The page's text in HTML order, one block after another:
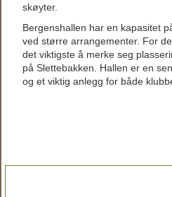
skøyter.
Bergenshallen har en kapasitet
ved større arrangementer. For
det viktigste å merke seg
på Slettebakken. Hallen er en
og et viktig anlegg for både